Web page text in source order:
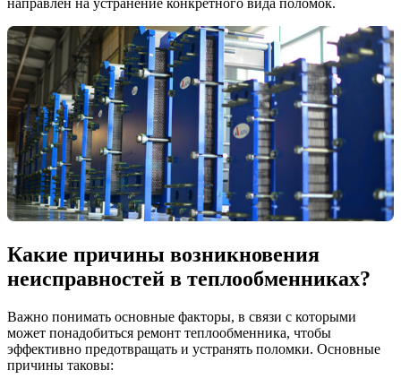
Какие причины возникновения
неисправностей в теплообменниках?
Важно понимать основные факторы, в связи с которыми
может понадобиться ремонт теплообменника, чтобы
эффективно предотвращать и устранять поломки. Основные
причины таковы: